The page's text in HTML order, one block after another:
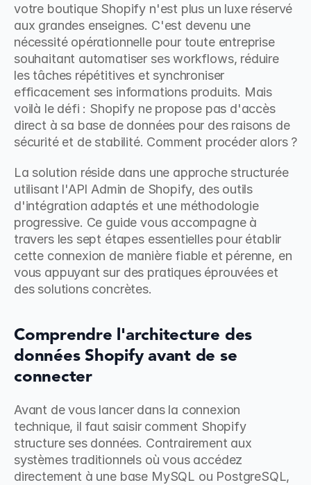
votre boutique Shopify n'est plus un luxe réservé
aux grandes enseignes. C'est devenu une
nécessité opérationnelle pour toute entreprise
souhaitant automatiser ses workflows, réduire
les tâches répétitives et synchroniser
efficacement ses informations produits. Mais
voilà le défi : Shopify ne propose pas d'accès
direct à sa base de données pour des raisons de
sécurité et de stabilité. Comment procéder alors ?
La solution réside dans une approche structurée
utilisant l'API Admin de Shopify, des outils
d'intégration adaptés et une méthodologie
progressive. Ce guide vous accompagne à
travers les sept étapes essentielles pour établir
cette connexion de manière fiable et pérenne, en
vous appuyant sur des pratiques éprouvées et
des solutions concrètes.
Comprendre l'architecture des
données Shopify avant de se
connecter
Avant de vous lancer dans la connexion
technique, il faut saisir comment Shopify
structure ses données. Contrairement aux
systèmes traditionnels où vous accédez